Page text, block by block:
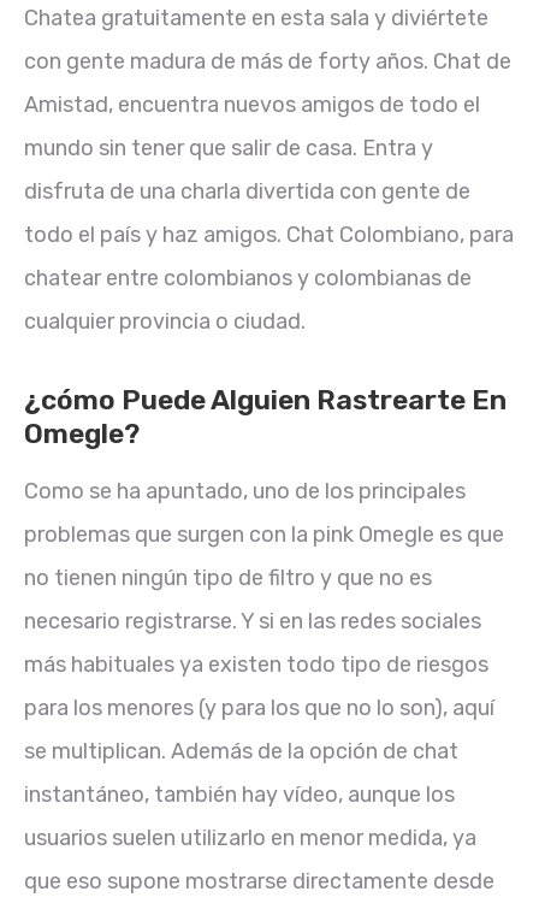
Chatea gratuitamente en esta sala y diviértete
con gente madura de más de forty años. Chat de
Amistad, encuentra nuevos amigos de todo el
mundo sin tener que salir de casa. Entra y
disfruta de una charla divertida con gente de
todo el país y haz amigos. Chat Colombiano, para
chatear entre colombianos y colombianas de
cualquier provincia o ciudad.
¿cómo Puede Alguien Rastrearte En
Omegle?
Como se ha apuntado, uno de los principales
problemas que surgen con la pink Omegle es que
no tienen ningún tipo de filtro y que no es
necesario registrarse. Y si en las redes sociales
más habituales ya existen todo tipo de riesgos
para los menores (y para los que no lo son), aquí
se multiplican. Además de la opción de chat
instantáneo, también hay vídeo, aunque los
usuarios suelen utilizarlo en menor medida, ya
que eso supone mostrarse directamente desde